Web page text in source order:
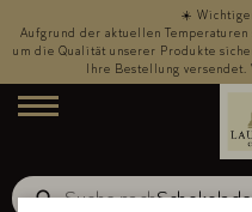
☀️
Aufgrund der aktuellen Temperaturen
um die Qualität unserer Produkte
Ihre Bestellung versendet.
Menü
Suche nachSchokolade